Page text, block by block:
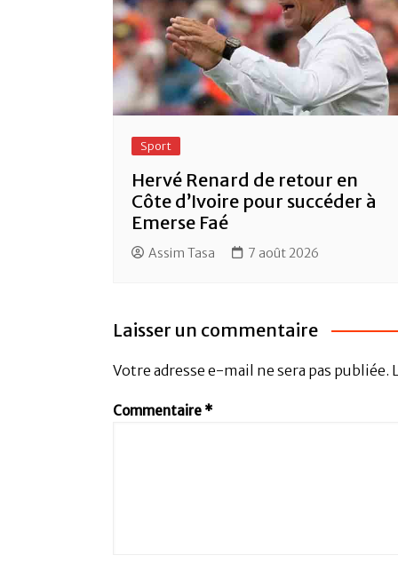
Sport
Hervé Renard de retour en
Côte d’Ivoire pour succéder à
Emerse Faé
Assim Tasa 7 août 2026
Laisser un commentaire
Votre adresse e-mail ne sera pas publiée.
Commentaire *